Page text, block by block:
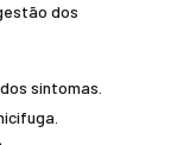
dos
sintomas.